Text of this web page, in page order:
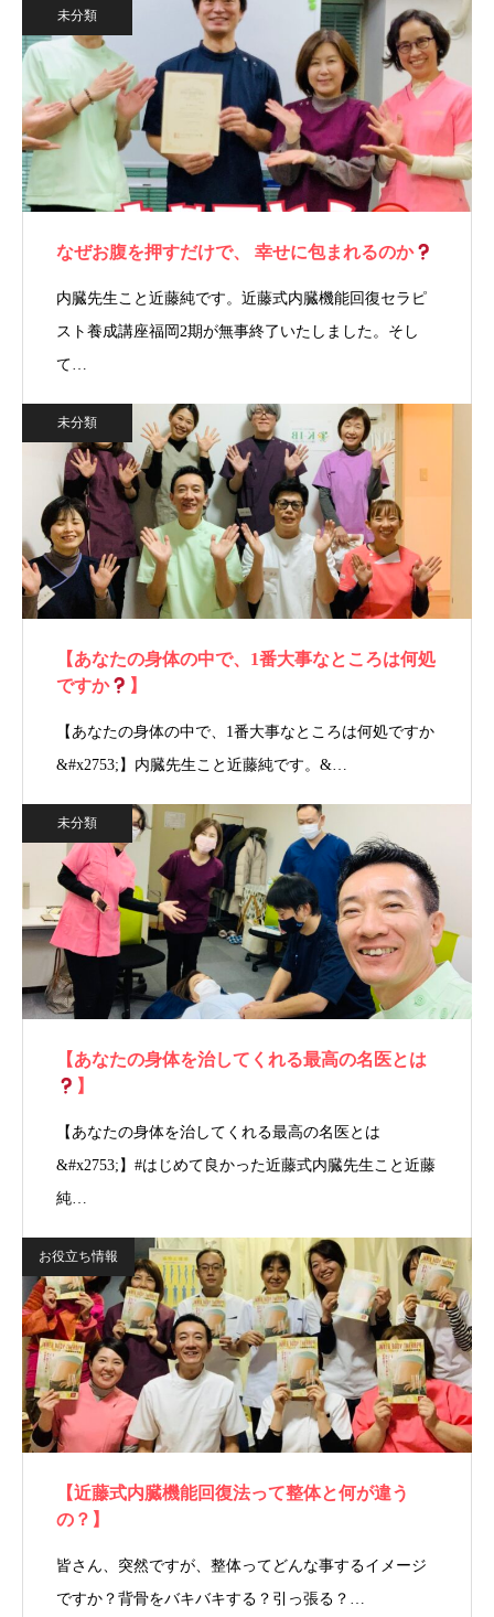
未分類
なぜお腹を押すだけで、 幸せに包まれるのか
内臓先生こと近藤純です。近藤式内臓機能回復セラピ
スト養成講座福岡2期が無事終了いたしました。そし
て…
未分類
【あなたの身体の中で、1番大事なところは何処
ですか
】
【あなたの身体の中で、1番大事なところは何処ですか
&#x2753;】内臓先生こと近藤純です。&…
未分類
【あなたの身体を治してくれる最高の名医とは
】
【あなたの身体を治してくれる最高の名医とは
&#x2753;】#はじめて良かった近藤式内臓先生こと近藤
純…
お役立ち情報
【近藤式内臓機能回復法って整体と何が違う
の？】
皆さん、突然ですが、整体ってどんな事するイメージ
ですか？背骨をバキバキする？引っ張る？…